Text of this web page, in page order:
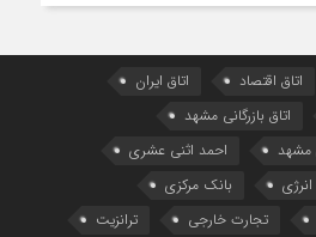
اتاق اقتصاد
اتاق ایران
اتاق بازرگانی مشهد
مشهد
احمد اثنی عشری
انرژی
بانک مرکزی
تجارت خارجی ترانزیت